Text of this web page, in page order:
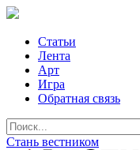
Статьи
Лента
Арт
Игра
Обратная связь
Стань вестником